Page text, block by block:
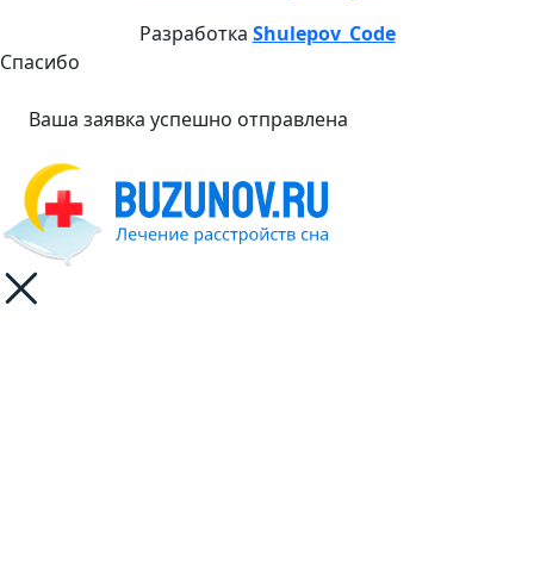
Разработка Shulepov_Code
Спасибо
Ваша заявка успешно отправлена